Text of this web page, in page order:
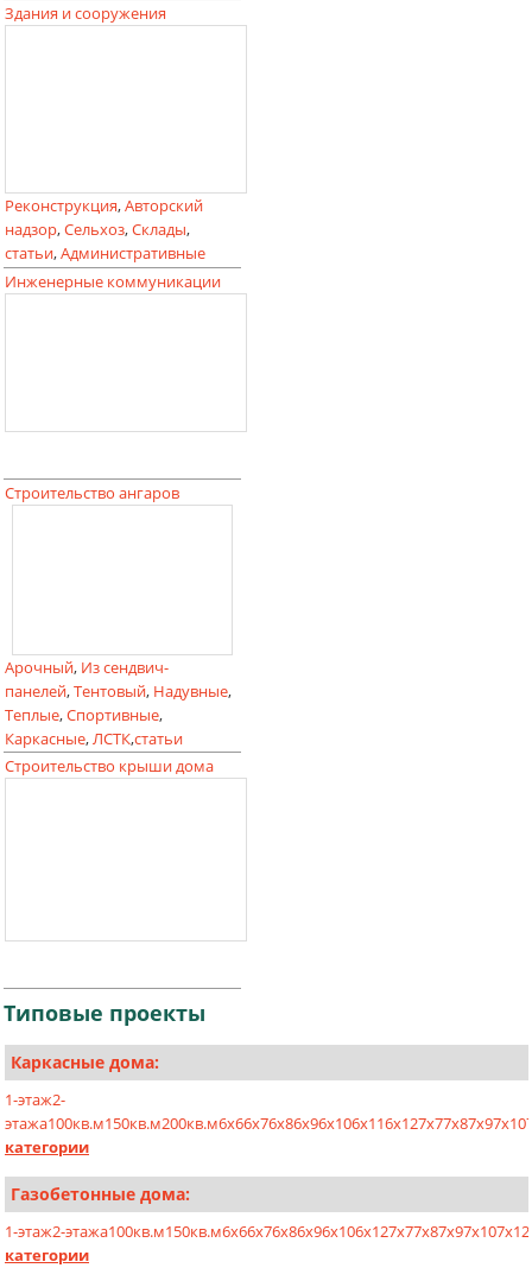
Здания и сооружения
Реконструкция,Авторский
надзор,Сельхоз,Склады,
статьи,Административные
Инженерные коммуникации
Строительство ангаров
Арочный, Из сендвич-
панелей,Тентовый, Надувные,
Теплые,Спортивные,
Каркасные, ЛСТК,статьи
Строительство крыши дома
Типовые проекты
Каркасные дома:
1-этаж2-
этажа100кв.м150кв.м200кв.м6х66х76х86х96х106х116х127х77х87х97х10
категории
Газобетонные дома:
1-этаж2-этажа100кв.м150кв.м6x66x76x86x96x106x127x77x87x97x107x12
категории